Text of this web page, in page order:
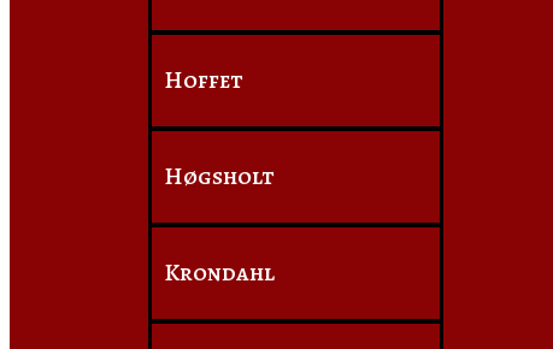
Hoffet
Høgsholt
Krondahl